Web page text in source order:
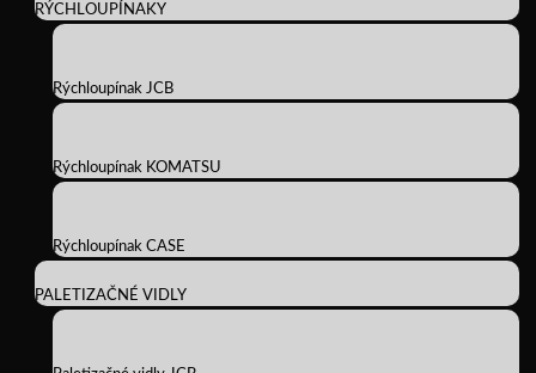
RÝCHLOUPÍNAKY
Rýchloupínak JCB
Rýchloupínak KOMATSU
Rýchloupínak CASE
PALETIZAČNÉ VIDLY